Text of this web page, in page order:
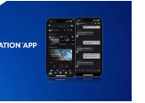
يقارب عقد من
التحسينات في
طبيعية أكثر،
التفاصيل، سواء
صغيرة أو لطخات أو